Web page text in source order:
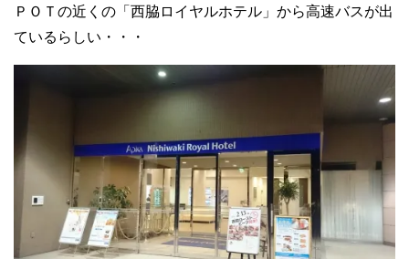
ＰＯＴの近くの「西脇ロイヤルホテル」から高速バスが出
ているらしい・・・